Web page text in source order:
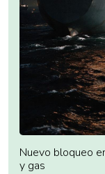
Nuevo bloqueo
y gas